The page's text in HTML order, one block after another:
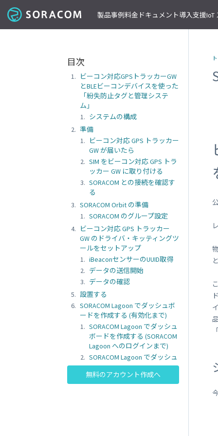
製品事例料金 ドキュメント導入支援IoT
セキュアリンクサービス
SORACOM 認定デバイス
動作確認済みモジュール一覧
専用
デバイ
透過
B to C
データ見える化
位置情報取得
すべての導入事例を見る
前払いクーポン
請求書払いのご申請
リファレンスアーキテクチャ
IoTレシピ
デバイスパートナー
インテグレーションパートナー
テクノロジーパートナー
ソラコムのパートナーになる
パートナープログラムについて
IoT レシピ
ご注文方法
見積書作成
おすすめの IoT デバイス
ビーコン対応 GPS トラッカー GW
1台で GPS と BLE ゲートウェイの2役
GPS マルチユニット
LTE-M Button for Enterprise
クラウド接続 IoT ボタン
LTE-M Button Plus
接点端子付き IoT ボタン
ニュースレターを購読する
SORACOM 公式ブログ
サービス更新情報
SORACOM Status Dashboard
目次
ビーコン対応GPSトラッカーGW
とBLEビーコンデバイスを使った
「紛失防止タグと管理システ
ム」
システムの構成
準備
ビーコン対応 GPS トラッカー
GW が届いたら
SIM をビーコン対応 GPS トラ
ッカー GW に取り付ける
SORACOM との接続を確認す
る
SORACOM Orbit の準備
SORACOM のグループ設定
ビーコン対応 GPS トラッカー
GW のドライバ・キッティングツ
ールをセットアップ
iBeaconセンサーのUUID取得
データの送信開始
データの確認
設置する
SORACOM Lagoon でダッシュボ
ードを作成する (有効化まで)
SORACOM Lagoon でダッシュ
ボードを作成する (SORACOM
Lagoon へのログインまで)
SORACOM Lagoon でダッシュ
ボードを作成する (アラート
の作成まで)
無料のアカウント作成へ